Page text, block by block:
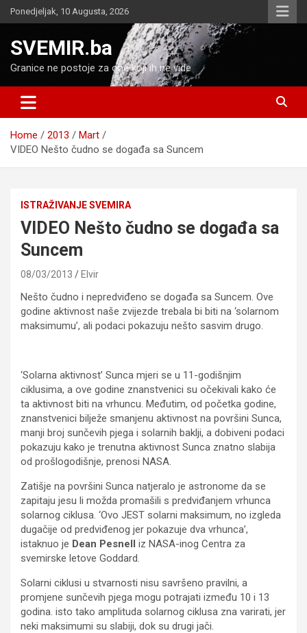
Skip
to
Ponedjeljak, 10 Augusta, 2026
SVEMIR.ba
Granice ne postoje za one koji ih ne vide
Home 2013
Mart
VIDEO Nešto čudno se događa sa Suncem
ISTRAŽIVANJE SVEMIRA
VIDEO Nešto čudno se događa sa
Suncem
08/03/2013 Elvir
Nešto čudno i nepredviđeno se događa sa Suncem. Ove
godine aktivnost naše zvijezde trebala bi biti na ‘solarnom
maksimumu’, ali podaci pokazuju nešto sasvim drugo.
‘Solarna aktivnost’ Sunca mjeri se u 11-godišnjim
ciklusima, a ove godine znanstvenici su očekivali kako će
ta aktivnost biti na vrhuncu. Međutim, od početka godine,
znanstvenici bilježe smanjenu aktivnost na površini Sunca,
manji broj sunčevih pjega i solarnih baklji, a dobiveni podaci
pokazuju kako je trenutna aktivnost Sunca znatno slabija
od prošlogodišnje, prenosi NASA.
Zatišje na površini Sunca natjeralo je astronome da se
zapitaju jesu li možda promašili s predviđanjem vrhunca
solarnog ciklusa. ‘Ovo JEST solarni maksimum, no izgleda
dugačije od predviđenog jer pokazuje dva vrhunca’,
istaknuo je Dean Pesnell iz NASA-inog Centra za
svemirske letove Goddard.
Solarni ciklusi u stvarnosti nisu savršeno pravilni, a
promjene sunčevih pjega mogu potrajati između 10 i 13
godina. isto tako amplituda solarnog ciklusa zna varirati, jer
neki maksimumi su slabiji, dok su drugi jači.